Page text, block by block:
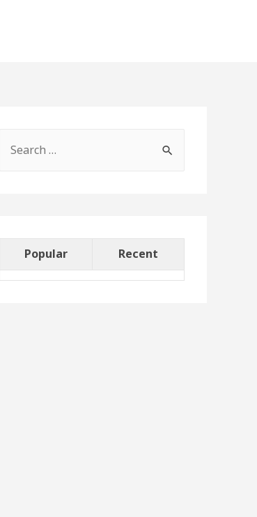
Popular Recent